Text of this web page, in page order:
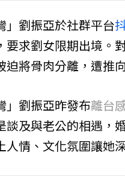
」劉振亞於社群平台
要求劉女限期出境。
迫將骨肉分離，遭推
」劉振亞昨發布離台
談及與老公的相遇，
人情、文化氛圍讓她